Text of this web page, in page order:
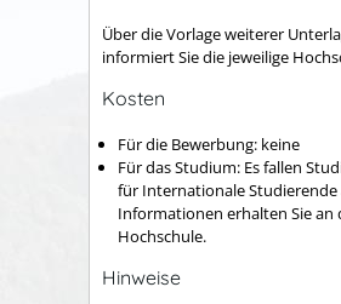
Über die Vorlage weiterer
informiert Sie die jeweilige
Kosten
Für die Bewerbung: keine
Für das Studium: Es fallen
für Internationale Studierende
Informationen erhalten Sie an
Hochschule.
Hinweise